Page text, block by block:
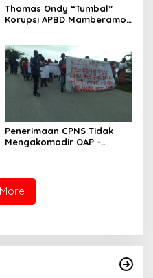
Thomas Ondy “Tumbal”
Korupsi APBD Mamberamo
Penerimaan CPNS Tidak
Mengakomodir OAP –